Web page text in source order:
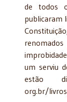
de todos
publicaram
um serviu
estão
org.br/